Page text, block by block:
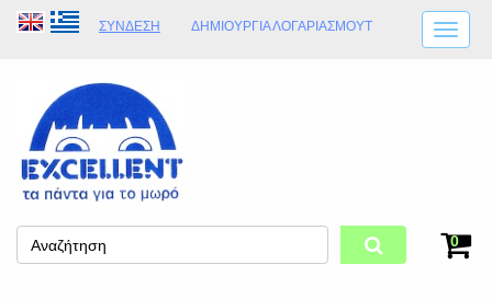
ΣΎΝΔΕΣΗ ΔΗΜΙΟΥΡΓΊΑ ΛΟΓΑΡΙΑΣΜΟΎT
ΩΡΆΡΙΟ ΚΑΤΑΣΤΉΜΑΤΟΣ
ΦΥΣΙΚΌ ΚΑΤΆΣΤΗΜΑ
0